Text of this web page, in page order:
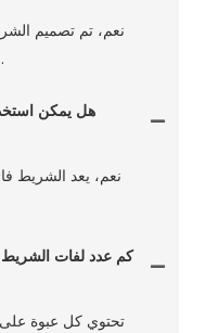
نعم، تم تصميم
بسهولة من أجل الاستخدام المريح.
هل يمكن
نعم، يعد الشريط
كم عدد لفات الشريط